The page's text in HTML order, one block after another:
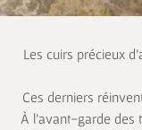
Les cuirs précieux
Ces derniers
À l’avant-garde des